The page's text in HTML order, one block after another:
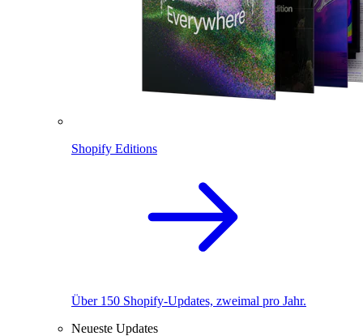
Shopify Editions
Über 150 Shopify-Updates, zweimal pro Jahr.
Neueste Updates